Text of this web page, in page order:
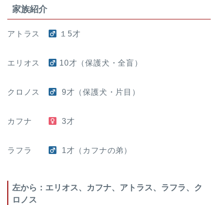
家族紹介
アトラス １5才
エリオス 10才（保護犬・全盲）
クロノス 9才（保護犬・片目）
カフナ 3才
ラフラ 1才（カフナの弟）
左から：エリオス、カフナ、アトラス、ラフラ、ク
ロノス